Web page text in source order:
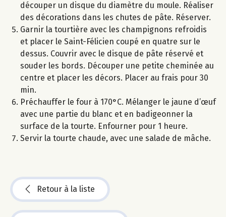
découper un disque du diamètre du moule. Réaliser
des décorations dans les chutes de pâte. Réserver.
Garnir la tourtière avec les champignons refroidis
et placer le Saint-Félicien coupé en quatre sur le
dessus. Couvrir avec le disque de pâte réservé et
souder les bords. Découper une petite cheminée au
centre et placer les décors. Placer au frais pour 30
min.
Préchauffer le four à 170°C. Mélanger le jaune d’œuf
avec une partie du blanc et en badigeonner la
surface de la tourte. Enfourner pour 1 heure.
Servir la tourte chaude, avec une salade de mâche.
Retour à la liste